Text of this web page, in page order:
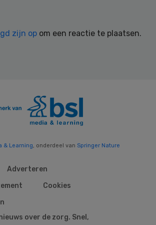
zijn op om een reactie te plaatsen.
& Learning, onderdeel van Springer Nature
Adverteren
Cookies
over de zorg. Snel,